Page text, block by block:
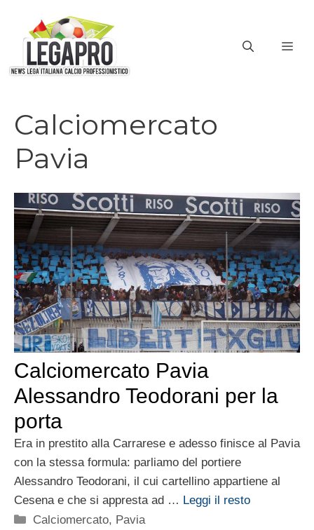
contenuto
Calciomercato
Pavia
Calciomercato Pavia
Alessandro Teodorani per la
porta
Era in prestito alla Carrarese e adesso finisce al Pavia
con la stessa formula: parliamo del portiere
Alessandro Teodorani, il cui cartellino appartiene al
Cesena e che si appresta ad … Leggi il resto
Categorie
Calciomercato, Pavia